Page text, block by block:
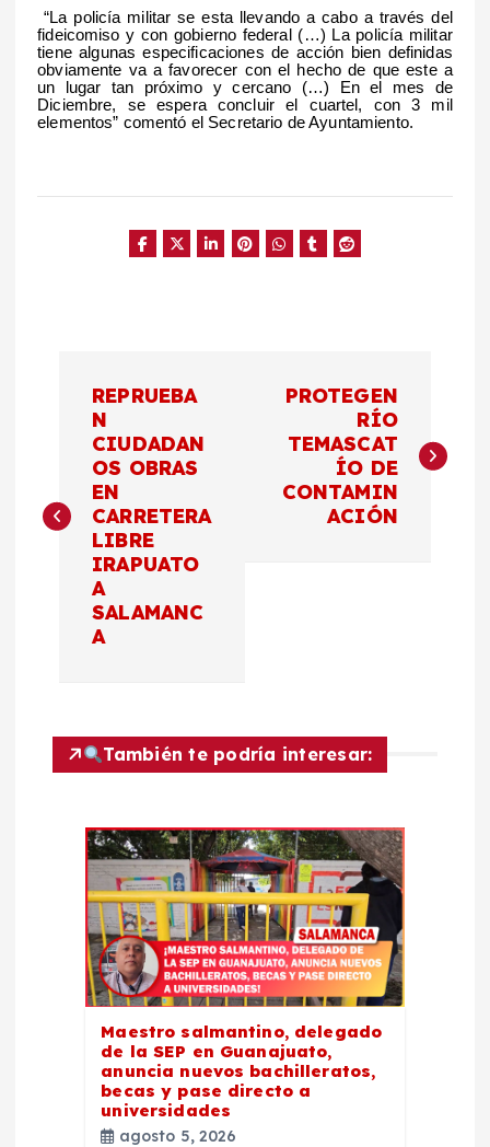
“La policía militar se esta llevando a cabo a través del
fideicomiso y con gobierno federal (…) La policía militar
tiene algunas especificaciones de acción bien definidas
obviamente va a favorecer con el hecho de que este a
un lugar tan próximo y cercano (…) En el mes de
Diciembre, se espera concluir el cuartel, con 3 mil
elementos” comentó el Secretario de Ayuntamiento.
e
REPRUEBA
N
CIUDADAN
OS OBRAS
EN
CARRETERA
LIBRE
IRAPUATO
A
SALAMANC
A
PROTEGEN
RÍO
TEMASCAT
ÍO DE
CONTAMIN
ACIÓN
También te podría interesar:
Maestro salmantino, delegado
de la SEP en Guanajuato,
anuncia nuevos bachilleratos,
becas y pase directo a
universidades
agosto 5, 2026